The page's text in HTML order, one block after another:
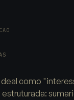
deal como